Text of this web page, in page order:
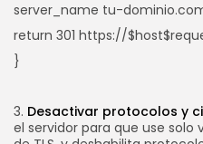
server_name tu-
return 301 https://
}
3. Desactivar protocolos y
el servidor para que use solo